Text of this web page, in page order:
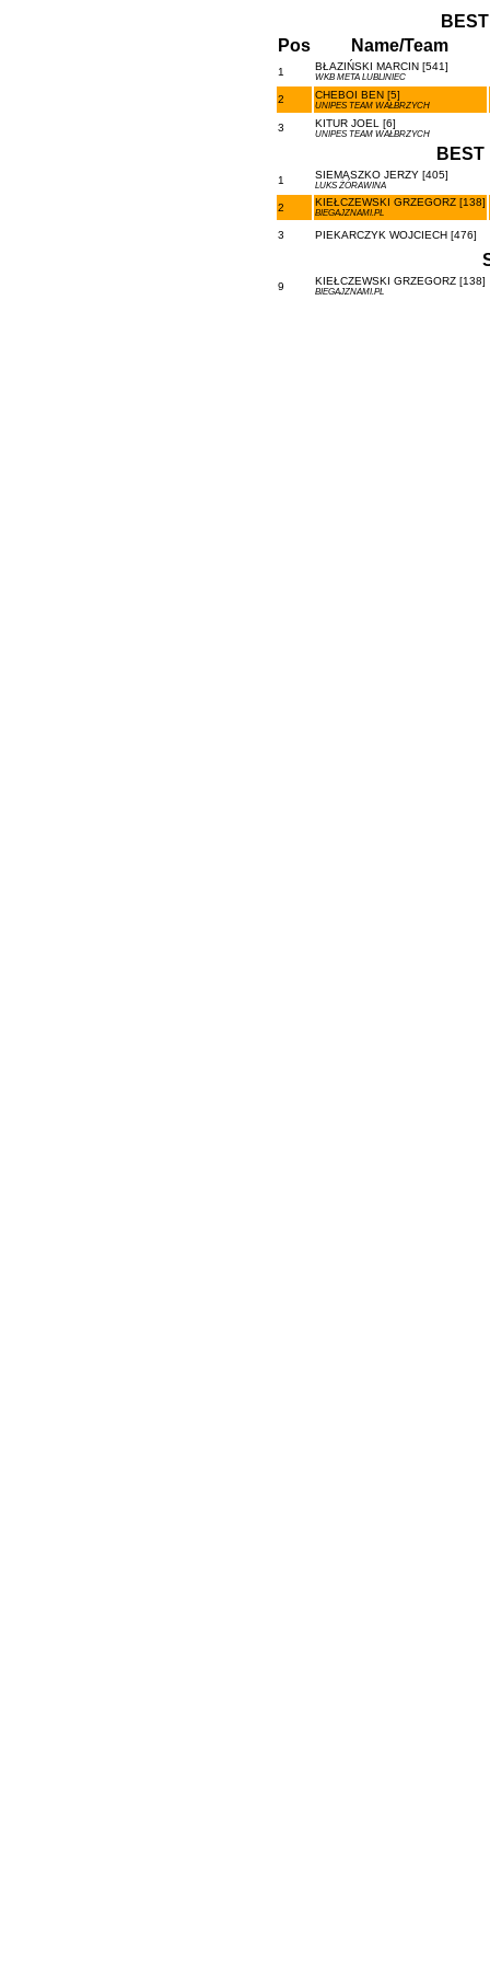
Pos
Name/Team
1 BŁAZIŃSKI MARCIN [541]
WKB META LUBLINIEC
2 CHEBOI BEN [5]
UNIPES TEAM WAŁBRZYCH
3 KITUR JOEL [6]
UNIPES TEAM WAŁBRZYCH
BEST
1 SIEMASZKO JERZY [405]
LUKS ŻÓRAWINA
2 KIEŁCZEWSKI GRZEGORZ [138]
BIEGAJZNAMI.PL
3 PIEKARCZYK WOJCIECH [476]
9 KIEŁCZEWSKI GRZEGORZ [138]
BIEGAJZNAMI.PL